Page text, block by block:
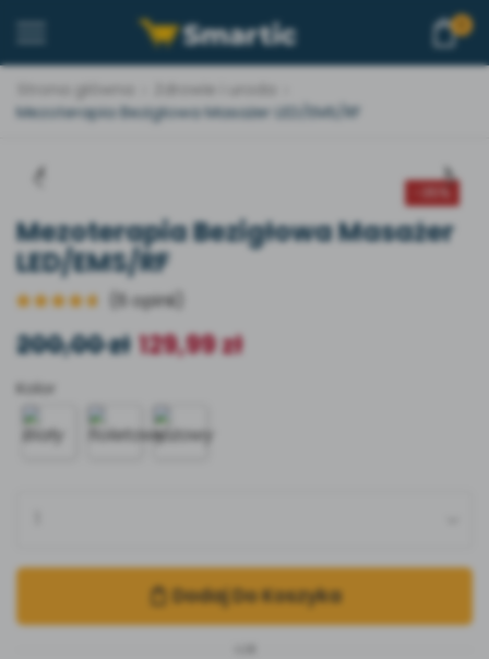
Mezoterapia Bezigłowa Masażer LED/EMS/RF
Mezoterapia Bezigłowa Masażer
LED/EMS/RF
6 opinii)
200,00zł 129,99zł
Kolor
Dodaj Do Koszyka